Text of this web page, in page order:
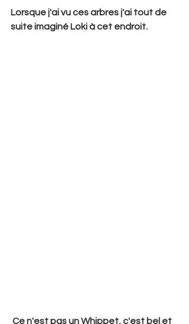
Lorsque j'ai vu ces arbres j'ai tout de
suite imaginé Loki à cet endroit.